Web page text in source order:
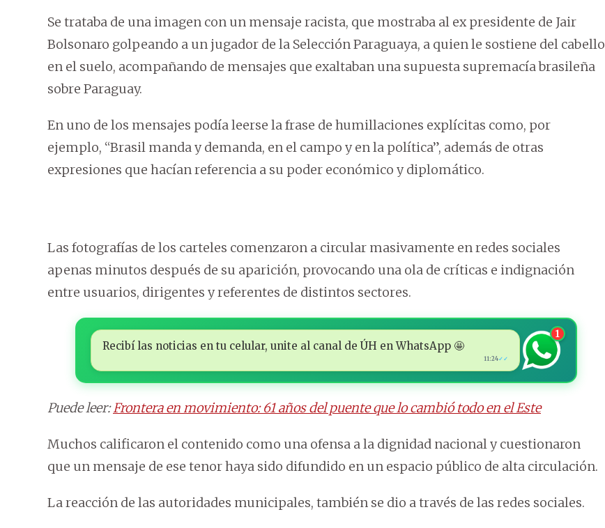
Se trataba de una imagen con un mensaje racista, que mostraba al ex presidente de Jair
Bolsonaro golpeando a un jugador de la Selección Paraguaya, a quien le sostiene del cabello
en el suelo, acompañando de mensajes que exaltaban una supuesta supremacía brasileña
sobre Paraguay.
En uno de los mensajes podía leerse la frase de humillaciones explícitas como, por
ejemplo, “Brasil manda y demanda, en el campo y en la política”, además de otras
expresiones que hacían referencia a su poder económico y diplomático.
Las fotografías de los carteles comenzaron a circular masivamente en redes sociales
apenas minutos después de su aparición, provocando una ola de críticas e indignación
entre usuarios, dirigentes y referentes de distintos sectores.
Recibí las noticias en tu celular, unite al canal de ÚH en WhatsApp 🤩
11:24✓✓
1
Puede leer:Frontera en movimiento: 61 años del puente que lo cambió todo en el Este
Muchos calificaron el contenido como una ofensa a la dignidad nacional y cuestionaron
que un mensaje de ese tenor haya sido difundido en un espacio público de alta circulación.
La reacción de las autoridades municipales, también se dio a través de las redes sociales.